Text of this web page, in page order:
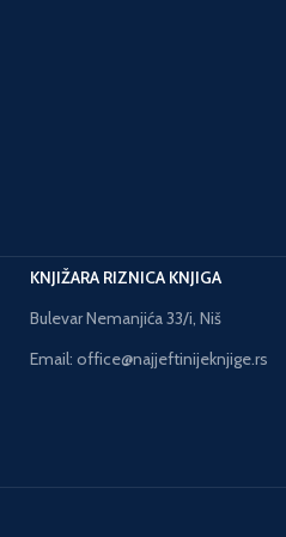
KNJIŽARA RIZNICA KNJIGA
Bulevar Nemanjića 33/i, Niš
Email: office@najjeftinijeknjige.rs